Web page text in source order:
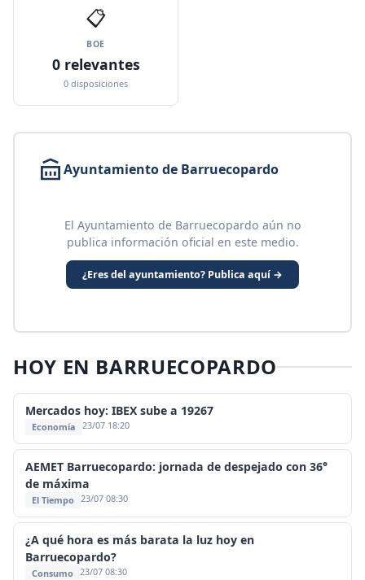
📋
BOE
0 relevantes
0 disposiciones
Ayuntamiento de Barruecopardo
El Ayuntamiento de Barruecopardo aún no
publica información oficial en este medio.
¿Eres del ayuntamiento? Publica aquí →
HOY EN BARRUECOPARDO
Mercados hoy: IBEX sube a 19267
Economía 23/07 18:20
AEMET Barruecopardo: jornada de despejado con 36°
de máxima
El Tiempo 23/07 08:30
¿A qué hora es más barata la luz hoy en
Barruecopardo?
Consumo 23/07 08:30